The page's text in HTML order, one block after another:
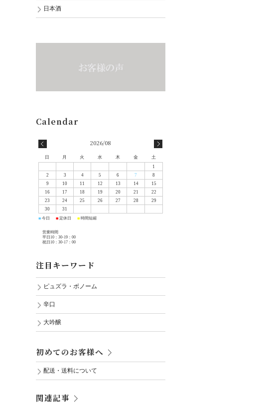
日本酒
2026/08
日 月 火 水 木 金
土
1
2
3 4 5 6 7
8
9
10 11 12 13 14
15
16
17 18 19 20 21
22
23
24 25 26 27 28
29
30
31
■ 今日 ■ 定休日 ■ 時間短縮
営業時間
平日10：30-19：00
祝日10：30-17：00
注目キーワード
ピュズラ・ボノーム
辛口
大吟醸
初めてのお客様へ
配送・送料について
関連記事